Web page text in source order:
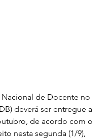
Nacional de Docente no
deverá ser entregue a
de acordo com o
nesta segunda (1/9),